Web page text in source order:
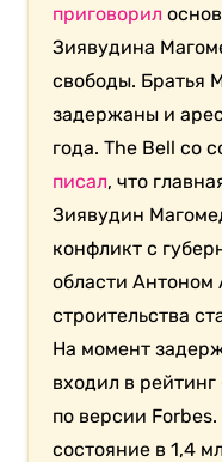
приговорил
Зиявудина
свободы. Братья
задержаны и
года. The Bell со
писал, что
Зиявудин
конфликт с
области Антоном
строительства
На момент
входил в
по версии
состояние в 1,4